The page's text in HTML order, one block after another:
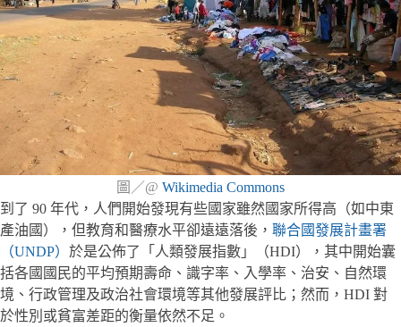
圖／@ Wikimedia Commons
到了 90 年代，人們開始發現有些國家雖然國家所得高（如中東
產油國），但教育和醫療水平卻遠遠落後， 聯合國發展計畫署
（UNDP） 於是公佈了「人類發展指數」（HDI），其中開始囊
括各國國民的平均預期壽命、識字率、入學率、治安、自然環
境、行政管理及政治社會環境等其他發展評比；然而，HDI 對
於性別或貧富差距的衡量依然不足。